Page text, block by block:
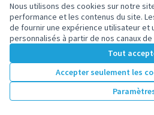
Nous utilisons des cookies sur notre
performance et les contenus du site.
de fournir une expérience utilisateur et
personnalisés à partir de nos canaux de
Tout
Accepter seulement les
Café social part'agés
LAOUID
0 0